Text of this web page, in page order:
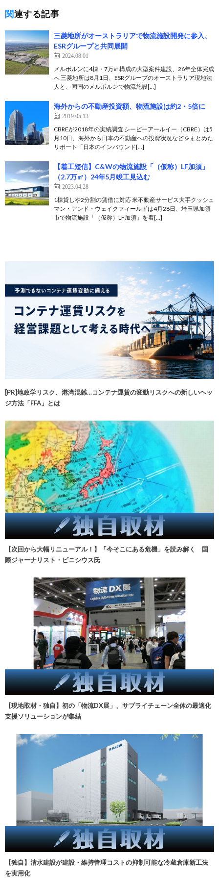
関連する記事
三菱地所がオーストラリアで物流施設開発に参入、
ESRグループと共同展開
2024.08.01
メルボルンに4棟・7万㎡構成の大型案件建設、26年全体完成
へ 三菱地所は8月1日、ESRグループのオーストラリア現地法
人と、同国のメルボルンで物流施設[…]
海外からの不動産投資額、物流施設は約2・5倍に
2019.05.13
CBREが2018年の実績調査 シービーアールイー（CBRE）は5
月10日、海外から日本の不動産への投資状況などをまとめた
リポート「日本のインバウンド[…]
【着工短信】C&Wの物流施設「（仮称）LF加須」
（2.7万㎡）24年5月竣工見込む
2023.04.28
1棟貸しや2分割の賃借に対応 米不動産サービス大手クッシュ
マン・アンド・ウェイクフィールドは4月28日、埼玉県加須
市で物流施設「（仮称）LF加須」を着[…]
[PR]地政学リスク、港湾混雑…コンテナ運賃の変動リスクへの新しいヘッ
ジ方法「FFA」とは
【次回から大幅リニューアル！】「今そこにある危機」を読み解く 国
際ジャーナリスト・ビニシウス氏
【現地取材・独自】初の「物流DX展」、サプライチェーン全体の最適化
支援ソリューションが集結
【独自】清水建設が建設・維持管理コストの抑制可能な冷蔵倉庫新工法
を実用化